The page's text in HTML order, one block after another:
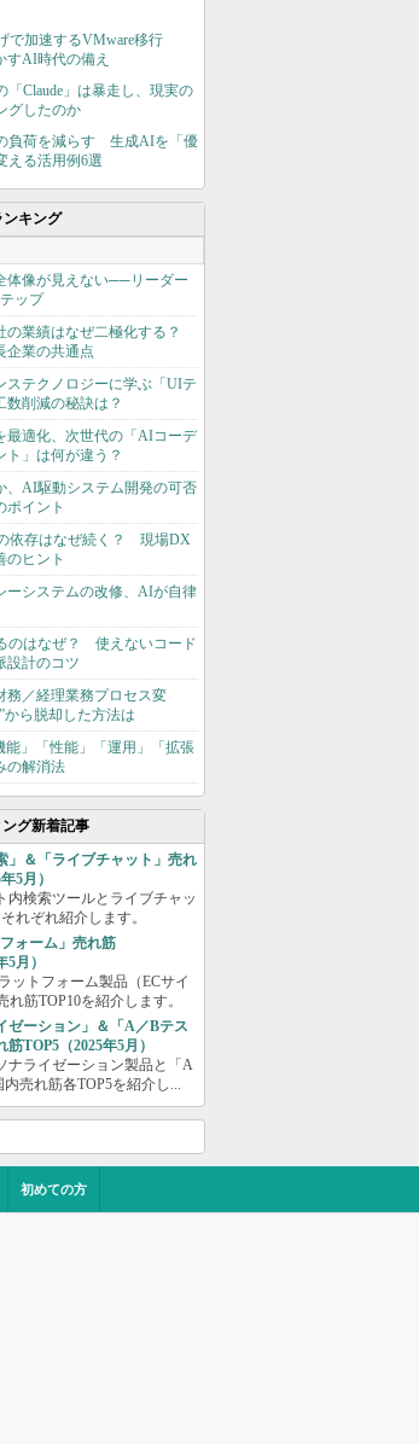
で加速するVMware移行
すAI時代の備え
「Claude」は暴走し、現実の
グしたのか
負荷を減らす 生成AIを「優
える活用例6選
ンキング
体像が見えない──リーダー
ップ
の業績はなぜ二極化する？
企業の共通点
ステクノロジーに学ぶ「UIテ
削減の秘訣は？
最適化、次世代の「AIコーデ
ト」は何が違う？
、AI駆動システム開発の可否
ポイント
依存はなぜ続く？ 現場DX
のヒント
ーシステムの改修、AIが自律
のはなぜ？ 使えないコード
設計のコツ
務／経理業務プロセス変
ら脱却した方法は
能」「性能」「運用」「拡張
の解消法
グ新着記事
」＆「ライブチャット」売れ
5月）
内検索ツールとライブチャッ
れぞれ紹介します。
フォーム」売れ筋
5月）
ットフォーム製品（ECサイ
れ筋TOP10を紹介します。
ゼーション」＆「A／Bテス
筋TOP5（2025年5月）
ナライゼーション製品と「A
売れ筋各TOP5を紹介し...
初めての方